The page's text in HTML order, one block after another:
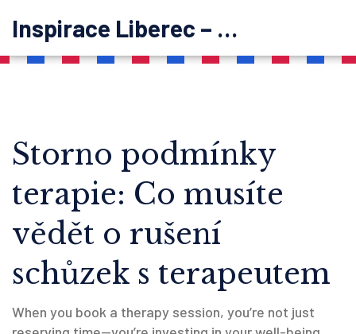
Inspirace Liberec – psychoterapie
Storno podmínky
terapie: Co musíte
vědět o rušení
schůzek s terapeutem
When you book a therapy session, you’re not just